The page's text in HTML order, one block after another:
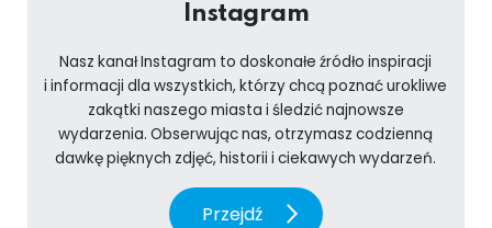
Instagram
Nasz kanał Instagram to doskonałe źródło inspiracji
i informacji dla wszystkich, którzy chcą poznać urokliwe
zakątki naszego miasta i śledzić najnowsze
wydarzenia. Obserwując nas, otrzymasz codzienną
dawkę pięknych zdjęć, historii i ciekawych wydarzeń.
Przejdź